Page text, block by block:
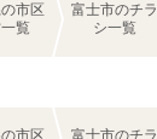
市区
覧
富士市のチラ
シ一覧
市区
富士市のチラ